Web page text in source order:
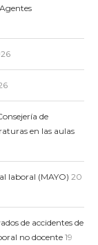
de
en las aulas
laboral (MAYO) 20
de accidentes de
no docente 19